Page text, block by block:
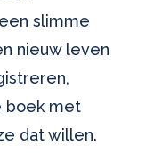
slimme
nieuw leven
boek met
dat willen.